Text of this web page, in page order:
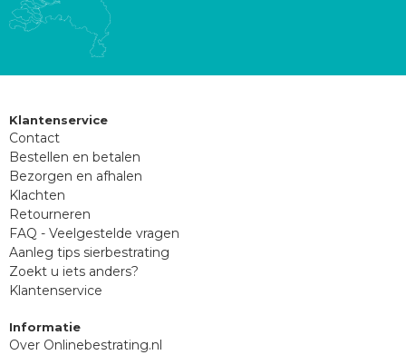
Klantenservice
Contact
Bestellen en betalen
Bezorgen en afhalen
Klachten
Retourneren
FAQ - Veelgestelde vragen
Aanleg tips sierbestrating
Zoekt u iets anders?
Klantenservice
Informatie
Over Onlinebestrating.nl